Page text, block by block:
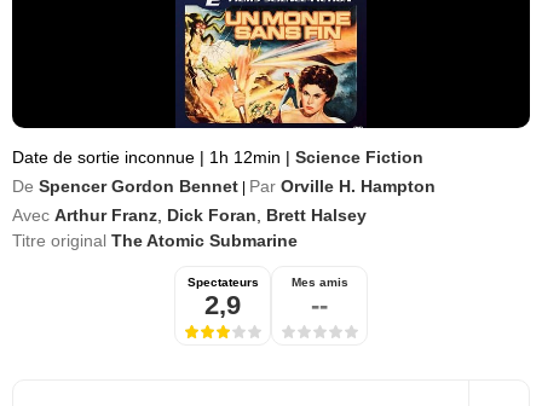
Date de sortie inconnue | 1h 12min | Science Fiction
De Spencer Gordon Bennet Par Orville H. Hampton
Avec Arthur Franz Dick Foran
Brett Halsey
Titre original The Atomic Submarine
Spectateurs
2,9
Mes amis
--